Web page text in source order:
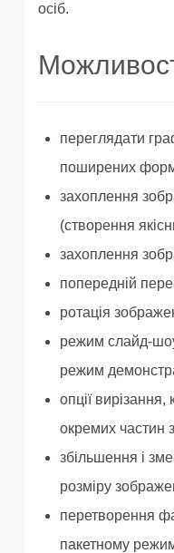
осіб.
переглядати
поширених
захоплення
(створення
захоплення
попередній
ротація
режим слайд-
режим
опції
окремих частин
збільшення і
розміру
перетворення
пакетному